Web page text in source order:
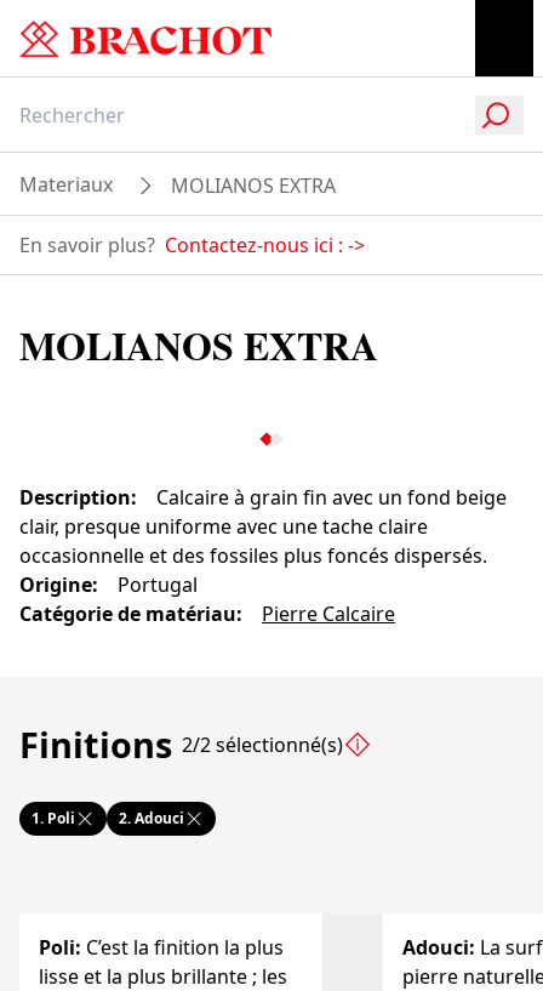
Materiaux MOLIANOS EXTRA
En savoir plus? Contactez-nous ici : ->
MOLIANOS EXTRA
Description:
Calcaire à grain fin avec un fond beige
clair, presque uniforme avec une tache claire
occasionnelle et des fossiles plus foncés dispersés.
Origine:
Portugal
Catégorie de matériau: Pierre Calcaire
Finitions 2/2 sélectionné(s)
1. Poli 2.Adouci
Poli: C’est la finition la plus
lisse et la plus brillante ; les
Adouci: La
pierre